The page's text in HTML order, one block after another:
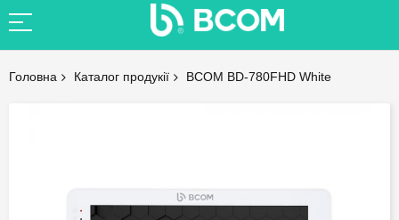
Головна Каталог продукії BCOM BD-780FHD White